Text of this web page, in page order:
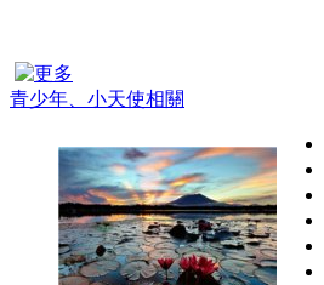
青少年、小天使相關